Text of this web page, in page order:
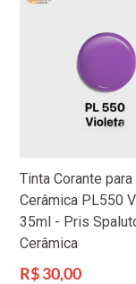
Tinta Corante para
Cerâmica PL550
35ml - Pris
Cerâmica
Preço
R$ 30,00